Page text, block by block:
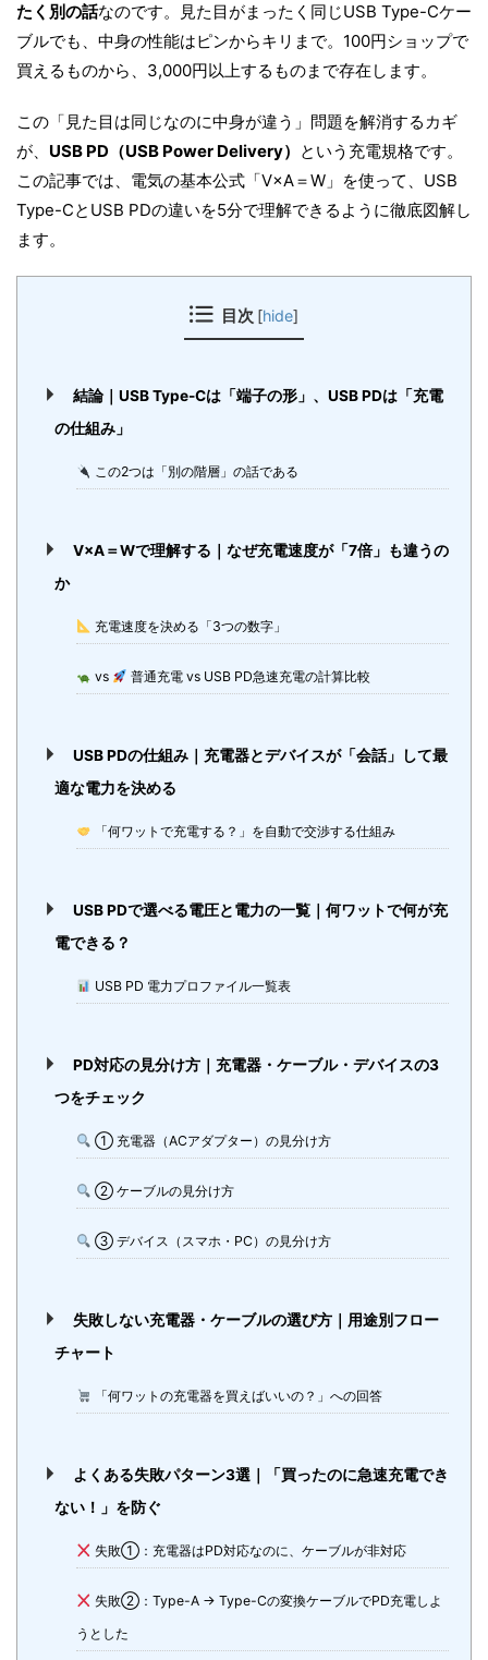
たく別の話なのです。見た目がまったく同じUSB Type-Cケー
ブルでも、中身の性能はピンからキリまで。100円ショップで
買えるものから、3,000円以上するものまで存在します。
この「見た目は同じなのに中身が違う」問題を解消するカギ
が、 USB PD（USB Power Delivery） という充電規格です。
この記事では、電気の基本公式「V×A＝W」を使って、USB
Type-CとUSB PDの違いを5分で理解できるように徹底図解し
ます。
目次 [hide]
結論｜USB Type-Cは「端子の形」、USB PDは「充電
の仕組み」
この2つは「別の階層」の話である
V×A＝Wで理解する｜なぜ充電速度が「7倍」も違うの
か
充電速度を決める「3つの数字」
vs 普通充電 vs USB PD急速充電の計算比較
USB PDの仕組み｜充電器とデバイスが「会話」して最
適な電力を決める
「何ワットで充電する？」を自動で交渉する仕組み
USB PDで選べる電圧と電力の一覧｜何ワットで何が充
電できる？
USB PD 電力プロファイル一覧表
PD対応の見分け方｜充電器・ケーブル・デバイスの3
つをチェック
① 充電器（ACアダプター）の見分け方
② ケーブルの見分け方
③ デバイス（スマホ・PC）の見分け方
失敗しない充電器・ケーブルの選び方｜用途別フロー
チャート
「何ワットの充電器を買えばいいの？」への回答
よくある失敗パターン3選｜「買ったのに急速充電でき
ない！」を防ぐ
失敗①：充電器はPD対応なのに、ケーブルが非対応
失敗②：Type-A → Type-Cの変換ケーブルでPD充電しよ
うとした